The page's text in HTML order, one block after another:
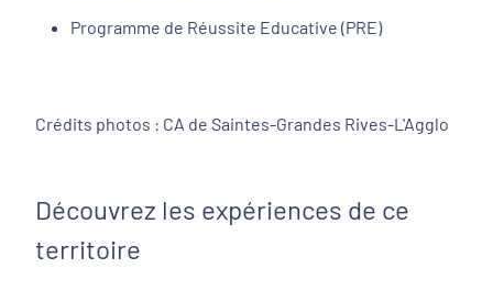
Programme de Réussite Educative (PRE)
Crédits photos : CA de Saintes-Grandes Rives-L'Agglo
Découvrez les expériences de ce
territoire